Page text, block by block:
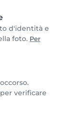
d'identità e
foto. Per
verificare